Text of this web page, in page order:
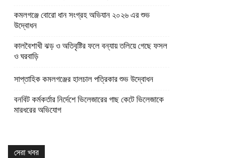
কমলগঞ্জে বোরো ধান সংগ্রহ অভিযান ২০২৬ এর শুভ
উদ্বোধন
কালবৈশাখী ঝড় ও অতিবৃষ্টির ফলে বন্যায় তলিয়ে গেছে ফসল
ও ঘরবাড়ি
সাপ্তাহিক কমলগঞ্জের হালচাল পত্রিকার শুভ উদ্বোধন
বনবিট কর্মকর্তার নির্দেশে ভিলেজারের গাছ কেটে ভিলেজাকে
মারধরের অভিযোগ
সেরা খবর